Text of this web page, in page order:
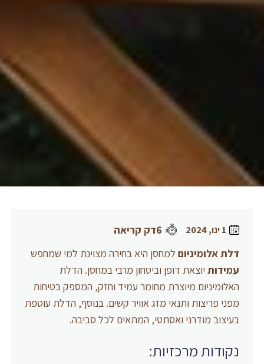
1 ינו, 2024
6דק קריאה
דלת אלומיניוםלמחסן היא בחירה מצוינת למי שמחפש
עמידותיוצאת דופן וביטחון מרבי במחסן. הדלת
האלומיניום מיוצרת מחומר עמיד וחזק, המספק בטיחות
מפני פריצות ותנאי מזג אוויר קשים. בנוסף, הדלת עוטפת
בעיצוב מודרני ואסתטי, המתאים לכל סביבה.
נקודות מרכזיות: